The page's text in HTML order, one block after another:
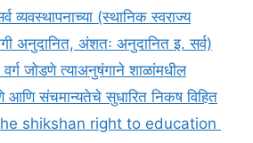
व्यवस्थापनाच्या (स्थानिक स्वराज्य
अनुदानित, अंशतः अनुदानित इ. सर्व)
जोडणे त्याअनुषंगाने शाळांमधील
संचमान्यतेचे सुधारित निकष विहित
shikshan right to education